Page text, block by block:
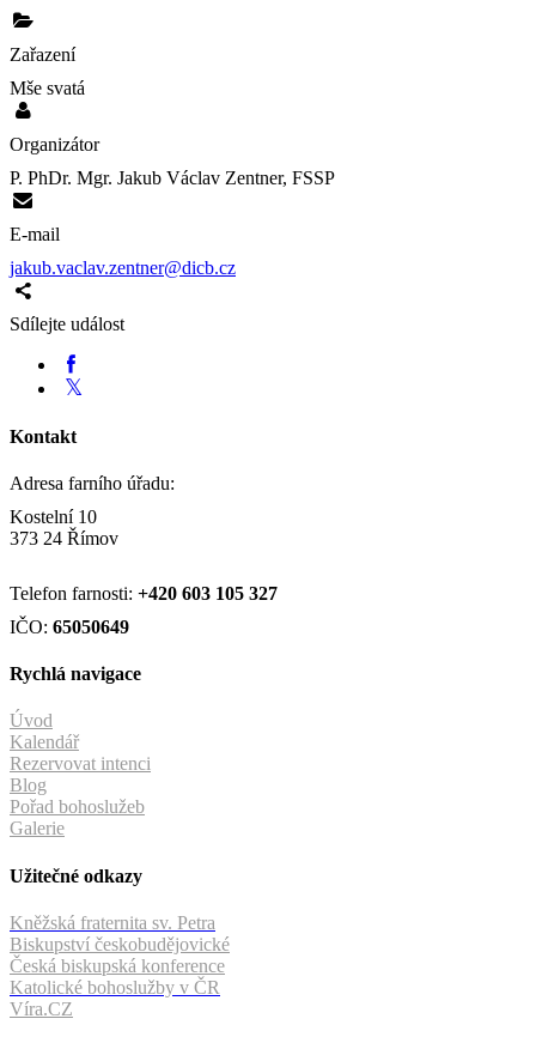
Zařazení
Mše svatá
Organizátor
P. PhDr. Mgr. Jakub Václav Zentner, FSSP
E-mail
jakub.vaclav.zentner@dicb.cz
Sdílejte událost
Kontakt
Adresa farního úřadu:
Kostelní 10
373 24 Římov
Telefon farnosti: +420 603 105 327
IČO: 65050649
Rychlá navigace
Úvod
Kalendář
Rezervovat intenci
Blog
Pořad bohoslužeb
Galerie
Užitečné odkazy
Kněžská fraternita sv. Petra
Biskupství českobudějovické
Česká biskupská konference
Katolické bohoslužby v ČR
Víra.CZ